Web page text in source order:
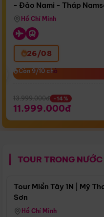
Bay Sun Phuquoc
- Đảo Nami - Tháp
Airways)
Hồ Chí Minh
26/08
Còn 9/10 chỗ
Còn 9/10 chỗ
13.999.000đ -14%
11.999.000đ
TOUR TRONG NƯỚC
Tour Miền Tây 1N | Mỹ
Sơn
Hồ Chí Minh